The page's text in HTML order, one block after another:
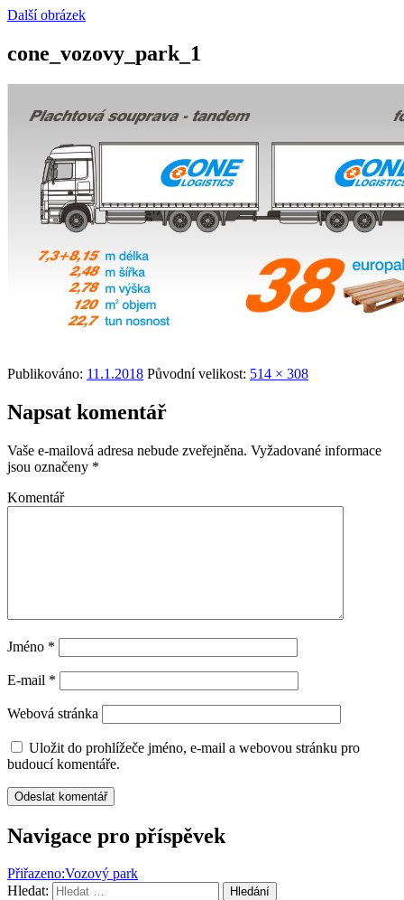
Další obrázek
cone_vozovy_park_1
Publikováno: 11.1.2018 Původní velikost: 514 × 308
Napsat komentář
Vaše e-mailová adresa nebude zveřejněna. Vyžadované informace
jsou označeny *
Komentář
Jméno *
E-mail *
Webová stránka
Uložit do prohlížeče jméno, e-mail a webovou stránku pro
budoucí komentáře.
Navigace pro příspěvek
Přiřazeno:Vozový park
Hledat:
Hledání